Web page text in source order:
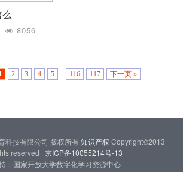
8056
2 3 4 5 ... 116 117 下一页 »
科技有限公司 版权所有知识产权 Copyright©2013
reserved 京ICP备10055214号-13
：国家开放大学数字化学习资源中心